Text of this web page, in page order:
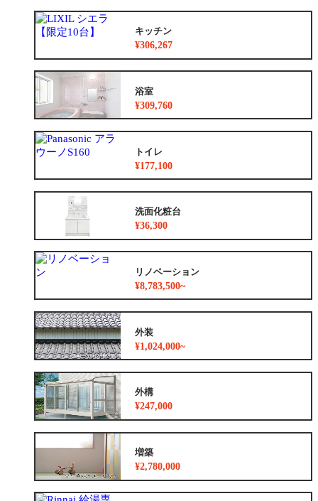
キッチン
¥306,267
浴室
¥309,760
トイレ
¥177,100
洗面化粧台
¥36,300
リノベーション
¥8,783,500~
外装
¥1,024,000~
外構
¥247,000
増築
¥2,780,000